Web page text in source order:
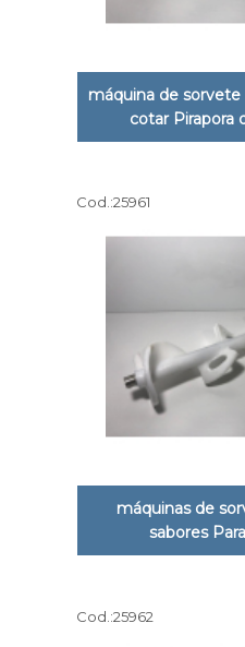
máquina de sorvete
cotar Pirapora
Cod.:25961
máquinas de
sabores
Cod.:25962